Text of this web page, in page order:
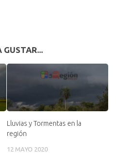
GUSTAR...
Lluvias y Tormentas en la
región
12 MAYO 2020